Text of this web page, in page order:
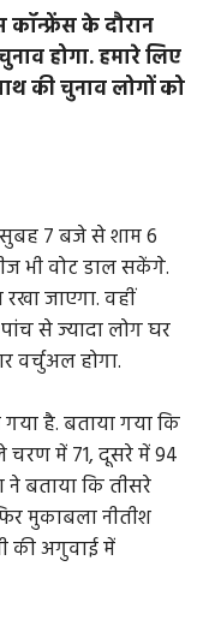
के दौरान
होगा. हमारे लिए
की चुनाव लोगों को
7 बजे से शाम 6
भी वोट डाल सकेंगे.
जाएगा. वहीं
से ज्यादा लोग घर
वर्चुअल होगा.
गया है. बताया गया कि
चरण में 71, दूसरे में 94
ने बताया कि तीसरे
मुकाबला नीतीश
की अगुवाई में